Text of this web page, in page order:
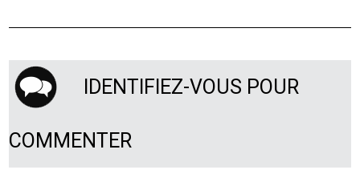
IDENTIFIEZ-VOUS POUR
COMMENTER